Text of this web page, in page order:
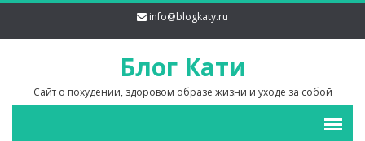
info@blogkaty.ru
Блог Кати
Сайт о похудении, здоровом образе жизни и уходе за собой